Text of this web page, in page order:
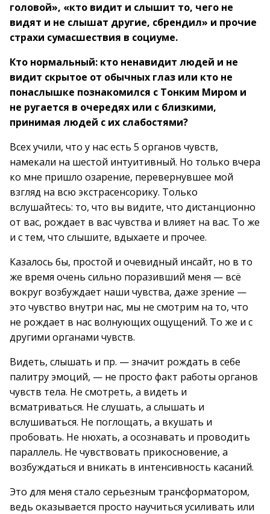
головой», «кто видит и слышит то, чего не
видят и не слышат другие, сбрендил» и прочие
страхи сумасшествия в социуме.
Кто нормальный: кто ненавидит людей и не
видит скрытое от обычных глаз или кто не
понаслышке познакомился с Тонким Миром и
не ругается в очередях или с близкими,
принимая людей с их слабостями?
Всех учили, что у нас есть 5 органов чувств,
намекали на шестой интуитивный. Но только вчера
ко мне пришло озарение, перевернувшее мой
взгляд на всю экстрасенсорику. Только
вслушайтесь: то, что вы видите, что дистанционно
от вас, рождает в вас чувства и влияет на вас. То же
и с тем, что слышите, вдыхаете и прочее.
Казалось бы, простой и очевидный инсайт, но в то
же время очень сильно поразивший меня — всё
вокруг возбуждает наши чувства, даже зрение —
это чувство внутри нас, мы не смотрим на то, что
не рождает в нас волнующих ощущений. То же и с
другими органами чувств.
Видеть, слышать и пр. — значит рождать в себе
палитру эмоций, — не просто факт работы органов
чувств тела. Не смотреть, а видеть и
всматриваться. Не слушать, а слышать и
вслушиваться. Не поглощать, а вкушать и
пробовать. Не нюхать, а осознавать и проводить
параллель. Не чувствовать прикосновение, а
возбуждаться и вникать в интенсивность касаний.
Это для меня стало серьезным трансформатором,
ведь оказывается просто научиться усиливать или